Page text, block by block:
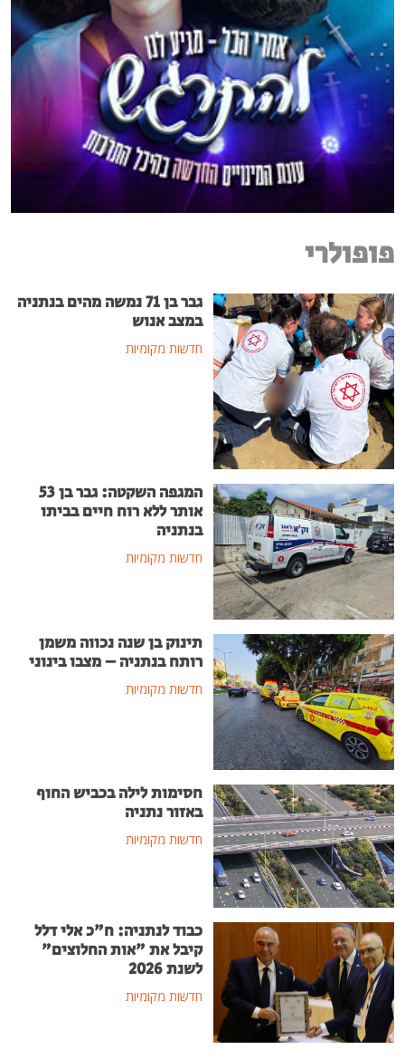
פופולרי
גבר בן 71 נמשה מהים בנתניה
במצב אנוש
חדשות מקומיות
המגפה השקטה: גבר בן 53
אותר ללא רוח חיים בביתו
בנתניה
חדשות מקומיות
תינוק בן שנה נכווה משמן
רותח בנתניה – מצבו בינוני
חדשות מקומיות
חסימות לילה בכביש החוף
באזור נתניה
חדשות מקומיות
כבוד לנתניה: ח"כ אלי דלל
קיבל את "אות החלוצים"
לשנת 2026
חדשות מקומיות